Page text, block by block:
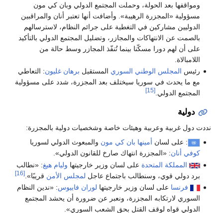
ومواقفها بعد الحولة، وحملت المجتمع الدولي وبان كي مون
مسؤولية «المجزرة الرهيبة». وأضافت أنها تعتبر أنان والمراقبين
الدوليين مشاركين في التغطية على جرائم النظام، لاسترسالهم
بالصمت عن الانتهاكات والمجازر، وتضليل المجتمع الدولي بالتأكيد
على أن لهم دورا مسكّنا بينما تُنفّذ المجازر وسط حالة من
اللامبالاة.
رئيس المجلس الوطني السوري المستقيل برهان غليون: التعاطي
مع ما يحدث في سوريا سيختلف بعد المجزرة، شدد على مسؤولية
المجتمع الدولي.[15]
دولية
نددت دول غربية وعربية وهيئات خاصة وشخصيات دولية بالمجزرة:
: على لسان أمينها بان كي مون والمبعوث الدولي لسوريا
كوفي أنان: «المجزرة انتهاك صارخ للقانون الدولي».
المملكة المتحدة على لسان وزير خارجيتها وليام هيغ: «نطالب
برد دولي قوي، وسنطالب باجتماع عاجل لمجلس الأمن قريبًا».[16]
فرنسا على لسان وزير خارجيتها لوران فابيوس: «ندين النظام
السوري لارتكابه المجزرة، ونعبر عن ضرورة أن يحشد المجتمع
الدولي قواه لوقف القتل بحق الشعب السوري».